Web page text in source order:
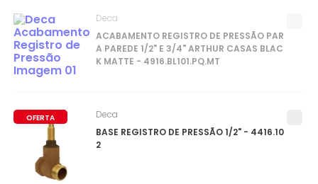
ACABAMENTO REGISTRO DE PRESSÃO PAR
A PAREDE 1/2" E 3/4" ARTHUR CASAS BLAC
K MATTE - 4916.BL101.PQ.MT
Deca
OFERTA
BASE REGISTRO DE PRESSÃO 1/2" - 4416.10
2
Deca